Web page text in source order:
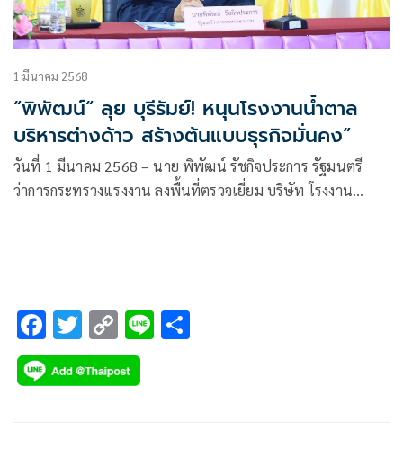
1 มีนาคม 2568
“พิพัฒน์“ ลุย บุรีรัมย์! หนุนโรงงานน้ำตาล
บริหารต่างด้าว สร้างต้นแบบธุรกิจมั่นคง”
วันที่ 1 มีนาคม 2568 – นาย พิพัฒน์ รัชกิจประการ รัฐมนตรี
ว่าการกระทรวงแรงงาน ลงพื้นที่ตรวจเยี่ยม บริษัท โรงงาน
F
ac
e
T
wi
tt
C
o
p
Li